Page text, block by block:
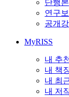
단행본
연구
공개
MyRISS
내 추
내 책
내 최
내 저